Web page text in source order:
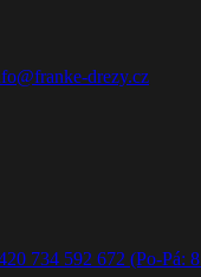
drezy.cz
734 592 672 (Po-Pá: